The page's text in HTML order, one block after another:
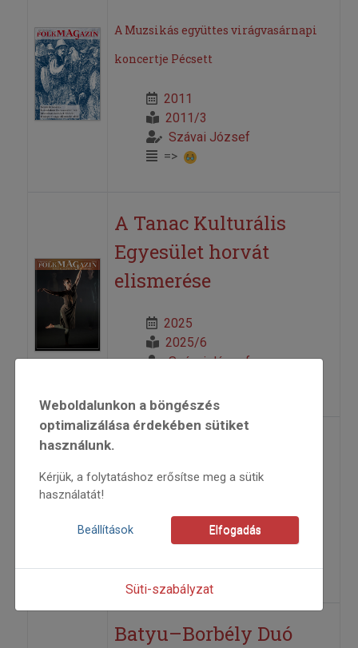
A Muzsikás együttes virágvasárnapi
koncertje Pécsett
2011
2011/3
Szávai József
=>
A Tanac Kulturális
Egyesület horvát
elismerése
2025
2025/6
Szávai József
Az örök Kalotaszeg
elemzés
Szávai József
=>
Batyu–Borbély Duó
Weboldalunkon a böngészés
optimalizálása érdekében sütiket
használunk.
Kérjük, a folytatáshoz erősítse meg a sütik
használatát!
Beállítások Elfogadás
Süti-szabályzat